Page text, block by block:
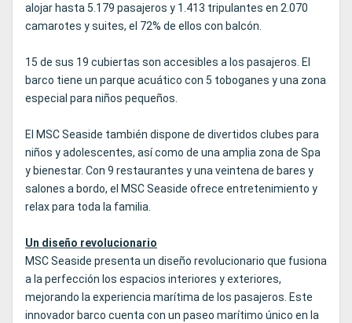
alojar hasta 5.179 pasajeros y 1.413 tripulantes en 2.070
camarotes y suites, el 72% de ellos con balcón.
15 de sus 19 cubiertas son accesibles a los pasajeros. El
barco tiene un parque acuático con 5 toboganes y una zona
especial para niños pequeños.
El MSC Seaside también dispone de divertidos clubes para
niños y adolescentes, así como de una amplia zona de Spa
y bienestar. Con 9 restaurantes y una veintena de bares y
salones a bordo, el MSC Seaside ofrece entretenimiento y
relax para toda la familia.
Un diseño revolucionario
MSC Seaside presenta un diseño revolucionario que fusiona
a la perfección los espacios interiores y exteriores,
mejorando la experiencia marítima de los pasajeros. Este
innovador barco cuenta con un paseo marítimo único en la